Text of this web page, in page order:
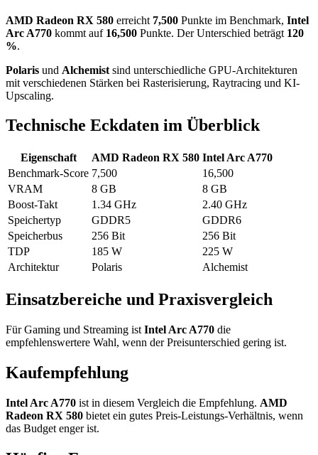
AMD Radeon RX 580 erreicht 7,500 Punkte im Benchmark, Intel
Arc A770 kommt auf 16,500 Punkte. Der Unterschied beträgt 120
%.
Polaris und Alchemist sind unterschiedliche GPU-Architekturen
mit verschiedenen Stärken bei Rasterisierung, Raytracing und KI-
Upscaling.
Technische Eckdaten im Überblick
Eigenschaft AMD Radeon RX 580 Intel Arc A770
Benchmark-Score 7,500
16,500
VRAM
8 GB
8 GB
Boost-Takt
1.34 GHz
2.40 GHz
Speichertyp
GDDR5
GDDR6
Speicherbus
256 Bit
256 Bit
TDP
185 W
225 W
Architektur
Polaris Alchemist
Einsatzbereiche und Praxisvergleich
Für Gaming und Streaming ist Intel Arc A770 die
empfehlenswertere Wahl, wenn der Preisunterschied gering ist.
Kaufempfehlung
Intel Arc A770 ist in diesem Vergleich die Empfehlung. AMD
Radeon RX 580 bietet ein gutes Preis-Leistungs-Verhältnis, wenn
das Budget enger ist.